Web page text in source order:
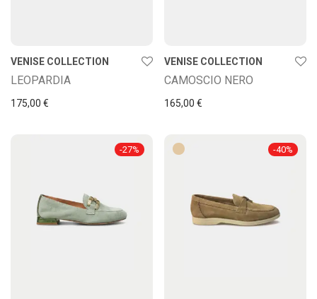
VENISE COLLECTION
LEOPARDIA
175,00 €
VENISE COLLECTION
CAMOSCIO NERO
165,00 €
-27% -40%